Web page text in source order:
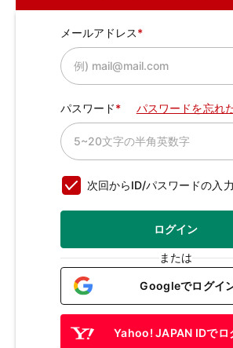
メールアドレス
パスワード パスワードを忘れ
次回からID/パスワードの入
ログイン
または
Googleでログイ
Yahoo! JAPAN IDでロ